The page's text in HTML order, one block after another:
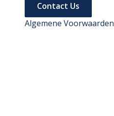
Contact Us
Algemene Voorwaarden